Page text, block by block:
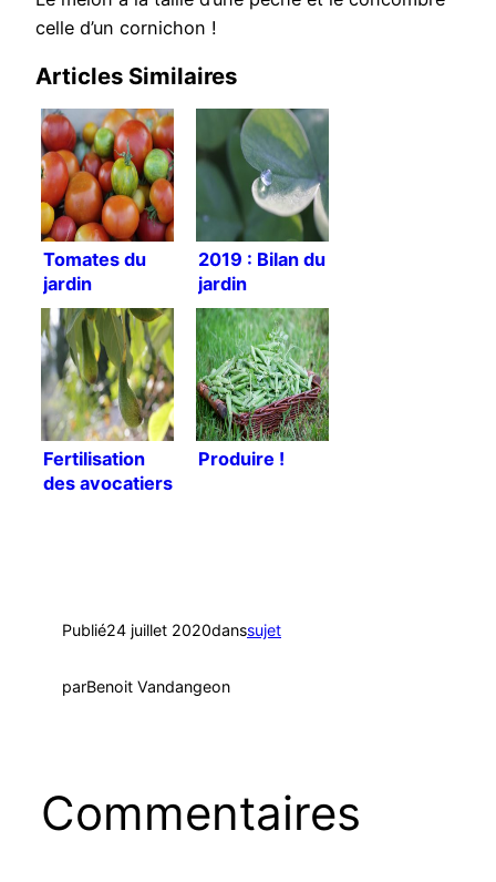
celle d’un cornichon !
Articles Similaires
Tomates du
jardin
2019 : Bilan du
jardin
Fertilisation
des avocatiers
Produire !
Publié24 juillet 2020danssujet
parBenoit Vandangeon
Commentaires